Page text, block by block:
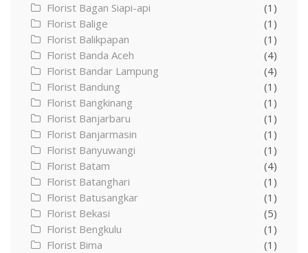
Florist Bagan Siapi-api
(1)
Florist Balige
(1)
Florist Balikpapan
(1)
Florist Banda Aceh
(4)
Florist Bandar Lampung
(4)
Florist Bandung
(1)
Florist Bangkinang
(1)
Florist Banjarbaru
(1)
Florist Banjarmasin
(1)
Florist Banyuwangi
(1)
Florist Batam
(4)
Florist Batanghari
(1)
Florist Batusangkar
(1)
Florist Bekasi
(5)
Florist Bengkulu
(1)
Florist Bima
(1)